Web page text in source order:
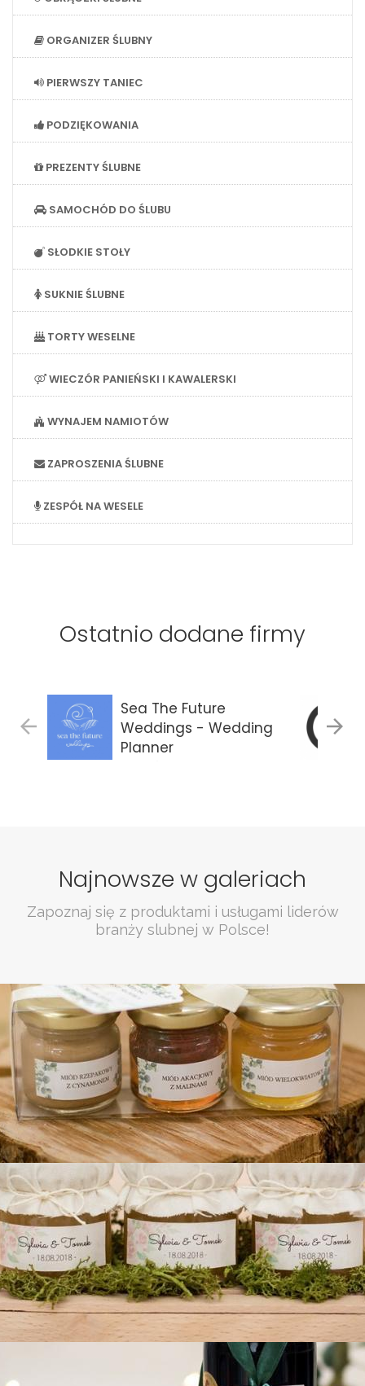
ORGANIZER ŚLUBNY
PIERWSZY TANIEC
PODZIĘKOWANIA
PREZENTY ŚLUBNE
SAMOCHÓD DO ŚLUBU
SŁODKIE STOŁY
SUKNIE ŚLUBNE
TORTY WESELNE
WIECZÓR PANIEŃSKI I KAWALERSKI
WYNAJEM NAMIOTÓW
ZAPROSZENIA ŚLUBNE
ZESPÓŁ NA WESELE
Ostatnio dodane firmy
Sea The Future
Weddings - Wedding
Planner
Najnowsze w galeriach
Zapoznaj się z produktami i usługami liderów
branży slubnej w Polsce!